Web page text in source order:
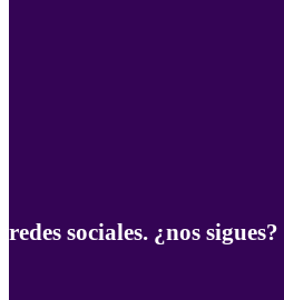
redes sociales. ¿nos sigues?